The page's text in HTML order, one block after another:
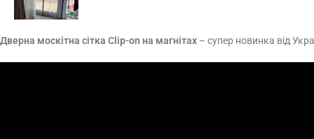
Дверна москітна сітка Clip-on на магнітах – супер новинка від